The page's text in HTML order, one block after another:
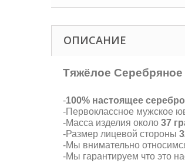
ОПИСАНИЕ
Тяжёлое
-100% настоящее
-Первоклассное мужское
-Масса изделия около 37
-Размер лицевой стороны
-Мы внимательно
-Мы гарантируем что это